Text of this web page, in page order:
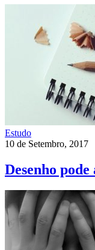
Estudo
10 de Setembro, 2017
Desenho